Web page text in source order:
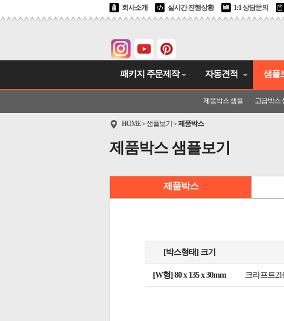
회사소개 실시간 진행상황 1:1 상담문의
패키지 주문제작 자동견적 샘플
제품박스 샘플 고급박스
HOME>샘플보기 >제품박스
제품박스 샘플보기
제품박스
[박스형태] 크기
[W형] 80 x 135 x 30mm 크라프트